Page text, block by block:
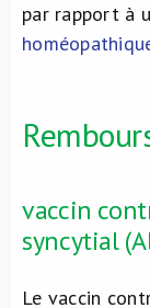
par rapport à
vaccin
syncytial
Le vaccin